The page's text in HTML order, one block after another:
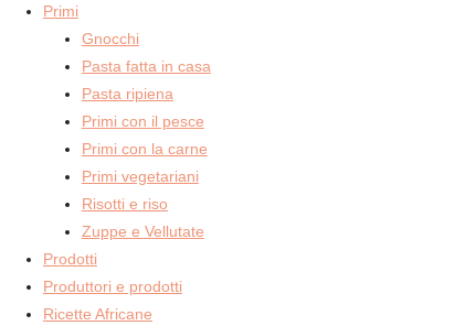
Primi
Gnocchi
Pasta fatta in casa
Pasta ripiena
Primi con il pesce
Primi con la carne
Primi vegetariani
Risotti e riso
Zuppe e Vellutate
Prodotti
Produttori e prodotti
Ricette Africane